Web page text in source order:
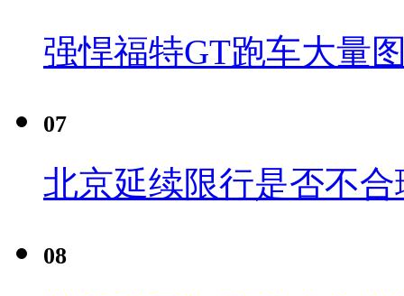
强悍福特GT跑车大量
07
北京延续限行是否不
08